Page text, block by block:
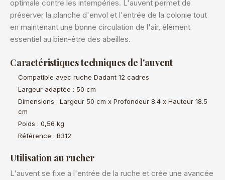
optimale contre les intempéries. L'auvent permet de
préserver la planche d'envol et l'entrée de la colonie tout
en maintenant une bonne circulation de l'air, élément
essentiel au bien-être des abeilles.
Caractéristiques techniques de l'auvent
Compatible avec ruche Dadant 12 cadres
Largeur adaptée : 50 cm
Dimensions : Largeur 50 cm x Profondeur 8.4 x Hauteur 18.5
cm
Poids : 0,56 kg
Référence : B312
Utilisation au rucher
L'auvent se fixe à l'entrée de la ruche et crée une avancée